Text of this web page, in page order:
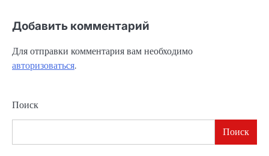
Добавить комментарий
Для отправки комментария вам необходимо
авторизоваться.
Поиск
Поиск